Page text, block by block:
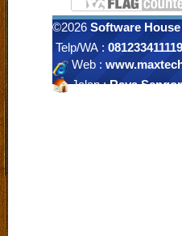
©2026 Software House
Telp/WA : 081233411119
Web :
Jalan :Raya